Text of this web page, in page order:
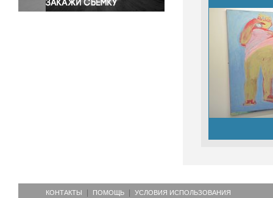
КОНТАКТЫ ПОМОЩЬ УСЛОВИЯ ИСПОЛЬЗОВАНИЯ